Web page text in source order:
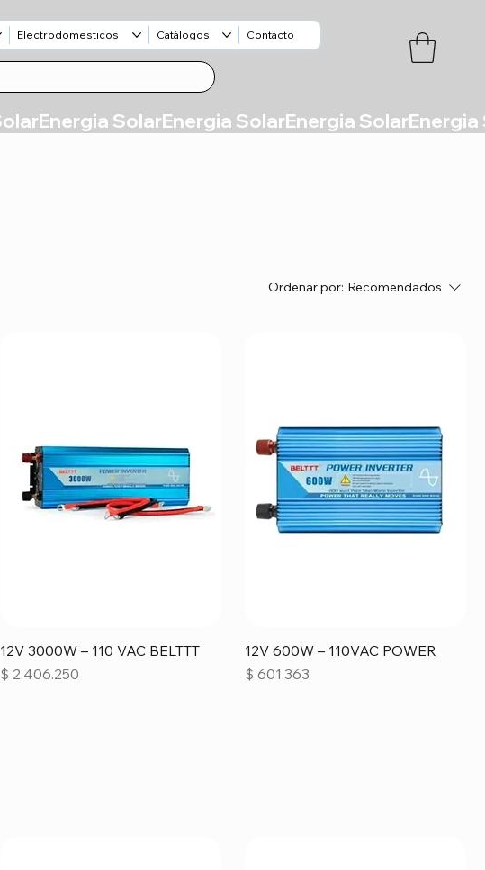
Electrodomesticos Catálogos Contácto
Ordenar por: Recomendados
12V 3000W – 110 VAC BELTTT
Precio
$ 2.406.250
12V 600W – 110VAC POWER
Precio
$ 601.363